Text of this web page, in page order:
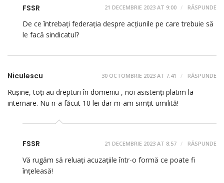
FSSR 21 DECEMBRIE 2023 AT 9:00 RĂSPUNDE
De ce întrebați federația despre acțiunile pe care trebuie să
le facă sindicatul?
Niculescu 30 OCTOMBRIE 2023 AT 7:41 RĂSPUNDE
Rușine, toți au drepturi în domeniu , noi asistenți platim la
internare. Nu n-a făcut 10 lei dar m-am simțit umilită!
FSSR 21 DECEMBRIE 2023 AT 8:57 RĂSPUNDE
Vă rugăm să reluați acuzațiile într-o formă ce poate fi
înțeleasă!